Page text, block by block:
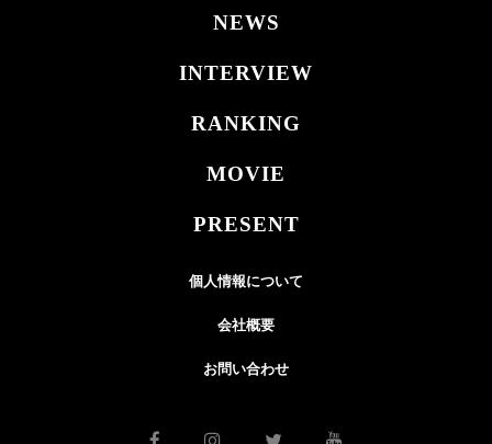
NEWS
INTERVIEW
RANKING
MOVIE
PRESENT
個人情報について
会社概要
お問い合わせ